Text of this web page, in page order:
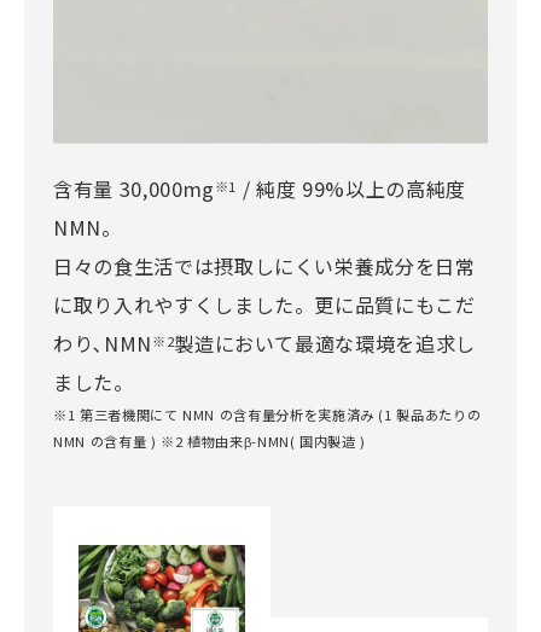
含有量 30,000mg※1 / 純度 99%以上の高純度
NMN。
日々の食生活では摂取しにくい栄養成分を日常
に取り入れやすくしました。更に品質にもこだ
わり､NMN※2製造において最適な環境を追求し
ました。
※1 第三者機関にて NMN の含有量分析を実施済み (1 製品あたりの
NMN の含有量 ) ※2 植物由来β-NMN( 国内製造 )